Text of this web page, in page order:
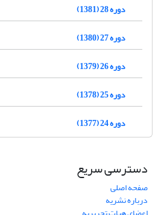
دوره 28 (1381)
دوره 27 (1380)
دوره 26 (1379)
دوره 25 (1378)
دوره 24 (1377)
دسترسی سریع
صفحه اصلی
درباره نشریه